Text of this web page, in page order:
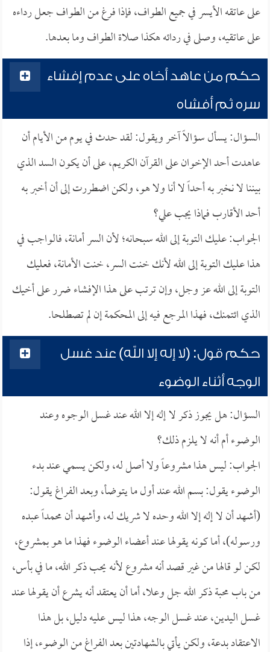
على عاتقه الأيسر في جميع الطواف، فإذا فرغ من الطواف جعل رداءه
على عاتقيه، وصلى في ردائه هكذا صلاة الطواف وما بعدها.
حكم من عاهد أخاه على عدم إفشاء
سره ثم أفشاه
السؤال: يسأل سؤالاً آخر ويقول: لقد حدث في يوم من الأيام أن
عاهدت أحد الإخوان على القرآن الكريم، على أن يكون السد الذي
بيننا لا نخبر به أحداً لا أنا ولا هو، ولكن اضطررت إلى أن أخبر به
أحد الأقارب فماذا يجب علي؟
الجواب: عليك التوبة إلى الله سبحانه؛ لأن السر أمانة، فالواجب في
هذا عليك التوبة إلى الله لأنك خنت السر، خنت الأمانة، فعليك
التوبة إلى الله عز وجل، وإن ترتب على هذا الإفشاء ضرر على أخيك
الذي ائتمنك، فهذا المرجع فيه إلى المحكمة إن لم تصطلحا.
حكم قول: (لا إله إلا الله) عند غسل
الوجه أثناء الوضوء
السؤال: هل يجوز ذكر لا إله إلا الله عند غسل الوجوه وعند
الوضوء أم أنه لا يلزم ذلك؟
الجواب: ليس هذا مشروعاً ولا أصل له، ولكن يسمي عند بدء
الوضوء يقول: بسم الله عند أول ما يتوضأ، وبعد الفراغ يقول:
(أشهد أن لا إله إلا الله وحده لا شريك له، وأشهد أن محمداً عبده
ورسوله)، أما كونه يقولها عند أعضاء الوضوء فهذا ما هو بمشروع،
لكن لو قالها من غير قصد أنه مشروع لأنه يحب ذكر الله، ما في بأس،
من باب محبة ذكر الله جل وعلا، أما أن يعتقد أنه يشرع أن يقولها عند
غسل اليدين، عند غسل الوجه، هذا ليس عليه دليل، بل هذا
الاعتقاد بدعة، ولكن يأتي بالشهادتين بعد الفراغ من الوضوء، إذا